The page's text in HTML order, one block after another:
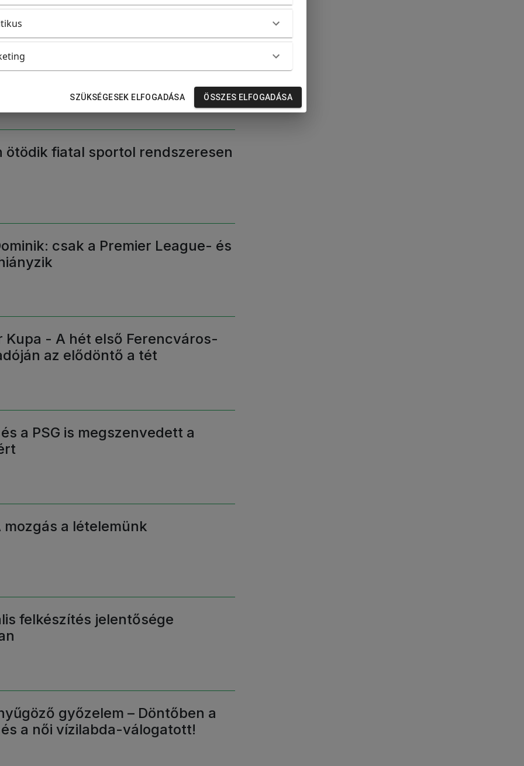
- A klubtörténet legnagyobb
Dortmundban
ötödik fiatal sportol rendszeresen
csak a Premier League- és
Kupa - A hét első Ferencváros-
az elődöntő a tét
a PSG is megszenvedett a
mozgás a lételemünk
felkészítés jelentősége
győzelem – Döntőben a
a női vízilabda-válogatott!
SZÜKSÉGESEK ELFOGADÁSA ÖSSZES ELFOGADÁSA